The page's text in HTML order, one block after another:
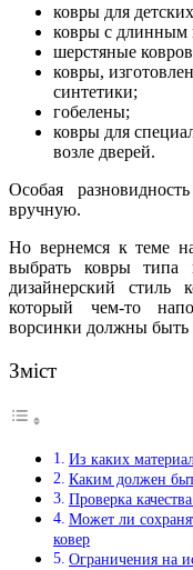
ковры для
ковры с длинным
шерстяные
ковры,
синтетики;
гобелены;
ковры для
возле дверей.
Особая
вручную.
Но вернемся к теме
выбрать ковры типа
дизайнерский стиль
который чем-то
ворсинки должны быть
Зміст
Из каких
Каким должен
Проверка
Может ли
ковер
Ограничения на